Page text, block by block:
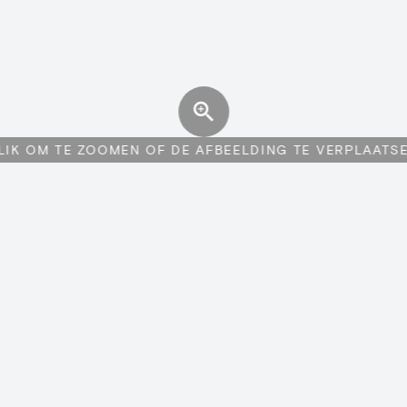
OM TE ZOOMEN OF DE AFBEELDING TE